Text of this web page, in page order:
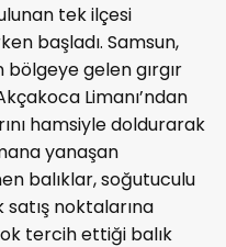
tek ilçesi
başladı. Samsun,
bölgeye gelen gırgır
Limanı’ndan
hamsiyle doldurarak
yanaşan
balıklar, soğutuculu
noktalarına
tercih ettiği balık